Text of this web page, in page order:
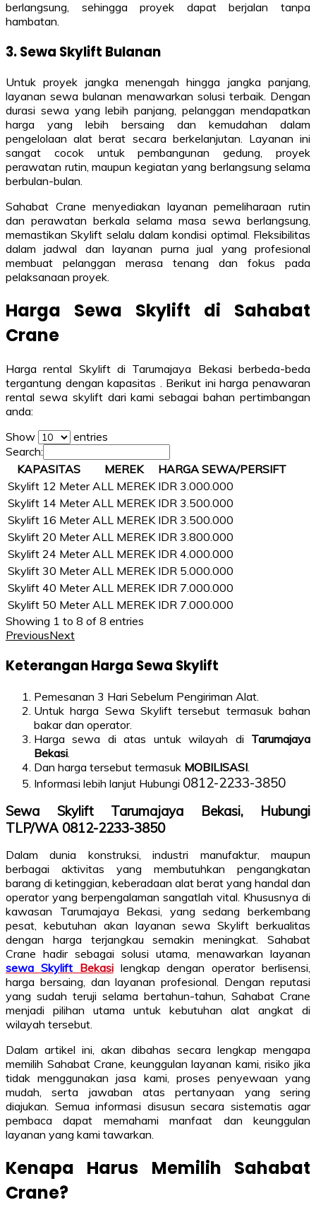
berlangsung, sehingga proyek dapat berjalan tanpa
hambatan.
3. Sewa Skylift Bulanan
Untuk proyek jangka menengah hingga jangka panjang,
layanan sewa bulanan menawarkan solusi terbaik. Dengan
durasi sewa yang lebih panjang, pelanggan mendapatkan
harga yang lebih bersaing dan kemudahan dalam
pengelolaan alat berat secara berkelanjutan. Layanan ini
sangat cocok untuk pembangunan gedung, proyek
perawatan rutin, maupun kegiatan yang berlangsung selama
berbulan-bulan.
Sahabat Crane menyediakan layanan pemeliharaan rutin
dan perawatan berkala selama masa sewa berlangsung,
memastikan Skylift selalu dalam kondisi optimal. Fleksibilitas
dalam jadwal dan layanan purna jual yang profesional
membuat pelanggan merasa tenang dan fokus pada
pelaksanaan proyek.
Harga Sewa Skylift di Sahabat
Crane
Harga rental Skylift di Tarumajaya Bekasi berbeda-beda
tergantung dengan kapasitas . Berikut ini harga penawaran
rental sewa skylift dari kami sebagai bahan pertimbangan
anda:
Show
entries
Search:
KAPASITAS
MEREK
HARGA SEWA/PERSIFT
Skylift 12 Meter ALL MEREK IDR 3.000.000
Skylift 14 Meter ALL MEREK IDR 3.500.000
Skylift 16 Meter ALL MEREK IDR 3.500.000
Skylift 20 Meter ALL MEREK IDR 3.800.000
Skylift 24 Meter ALL MEREK IDR 4.000.000
Skylift 30 Meter ALL MEREK IDR 5.000.000
Skylift 40 Meter ALL MEREK IDR 7.000.000
Skylift 50 Meter ALL MEREK IDR 7.000.000
Showing 1 to 8 of 8 entries
PreviousNext
Keterangan Harga Sewa Skylift
Pemesanan 3 Hari Sebelum Pengiriman Alat.
Untuk harga Sewa Skylift tersebut termasuk bahan
bakar dan operator.
Harga sewa di atas untuk wilayah di Tarumajaya
Bekasi
Dan harga tersebut termasuk MOBILISASI
Informasi lebih lanjut Hubungi 0812-2233-3850
Sewa Skylift Tarumajaya Bekasi, Hubungi
TLP/WA 0812-2233-3850
Dalam dunia konstruksi, industri manufaktur, maupun
berbagai aktivitas yang membutuhkan pengangkatan
barang di ketinggian, keberadaan alat berat yang handal dan
operator yang berpengalaman sangatlah vital. Khususnya di
kawasan Tarumajaya Bekasi, yang sedang berkembang
pesat, kebutuhan akan layanan sewa Skylift berkualitas
dengan harga terjangkau semakin meningkat. Sahabat
Crane hadir sebagai solusi utama, menawarkan layanan
sewa SkyliftBekasilengkap dengan operator berlisensi,
harga bersaing, dan layanan profesional. Dengan reputasi
yang sudah teruji selama bertahun-tahun, Sahabat Crane
menjadi pilihan utama untuk kebutuhan alat angkat di
wilayah tersebut.
Dalam artikel ini, akan dibahas secara lengkap mengapa
memilih Sahabat Crane, keunggulan layanan kami, risiko jika
tidak menggunakan jasa kami, proses penyewaan yang
mudah, serta jawaban atas pertanyaan yang sering
diajukan. Semua informasi disusun secara sistematis agar
pembaca dapat memahami manfaat dan keunggulan
layanan yang kami tawarkan.
Kenapa Harus Memilih Sahabat
Crane?